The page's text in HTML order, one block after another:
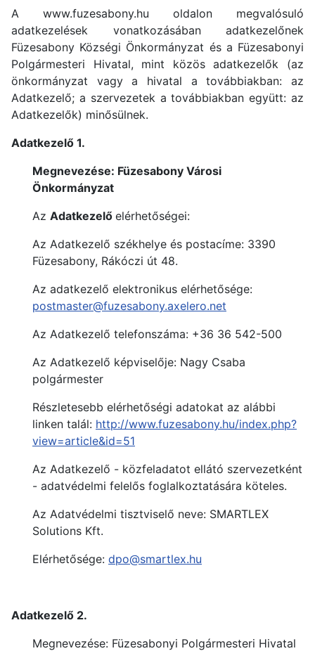
A www.fuzesabony.hu oldalon megvalósuló
adatkezelések vonatkozásában adatkezelőnek
Füzesabony Községi Önkormányzat és a Füzesabonyi
Polgármesteri Hivatal, mint közös adatkezelők (az
önkormányzat vagy a hivatal a továbbiakban: az
Adatkezelő; a szervezetek a továbbiakban együtt: az
Adatkezelők) minősülnek.
Adatkezelő 1.
Megnevezése: Füzesabony Városi
Önkormányzat
Az Adatkezelő elérhetőségei:
Az Adatkezelő székhelye és postacíme: 3390
Füzesabony, Rákóczi út 48.
Az adatkezelő elektronikus elérhetősége:
postmaster@fuzesabony.axelero.net
Az Adatkezelő telefonszáma: +36 36 542-500
Az Adatkezelő képviselője: Nagy Csaba
polgármester
Részletesebb elérhetőségi adatokat az alábbi
linken talál: http://www.fuzesabony.hu/index.php?
view=article&id=51
Az Adatkezelő - közfeladatot ellátó szervezetként
- adatvédelmi felelős foglalkoztatására köteles.
Az Adatvédelmi tisztviselő neve: SMARTLEX
Solutions Kft.
Elérhetősége: dpo@smartlex.hu
Adatkezelő 2.
Megnevezése: Füzesabonyi Polgármesteri Hivatal